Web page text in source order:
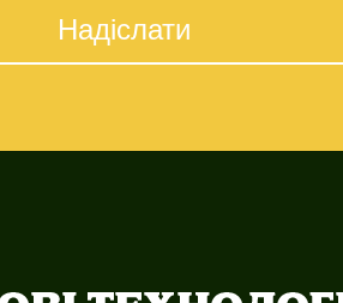
Надіслати